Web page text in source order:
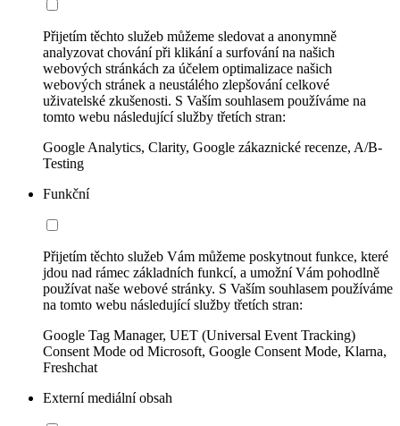
Přijetím těchto služeb můžeme sledovat a anonymně
analyzovat chování při klikání a surfování na našich
webových stránkách za účelem optimalizace našich
webových stránek a neustálého zlepšování celkové
uživatelské zkušenosti. S Vaším souhlasem používáme na
tomto webu následující služby třetích stran:
Google Analytics, Clarity, Google zákaznické recenze, A/B-
Testing
Funkční
Přijetím těchto služeb Vám můžeme poskytnout funkce, které
jdou nad rámec základních funkcí, a umožní Vám pohodlně
používat naše webové stránky. S Vaším souhlasem používáme
na tomto webu následující služby třetích stran:
Google Tag Manager, UET (Universal Event Tracking)
Consent Mode od Microsoft, Google Consent Mode, Klarna,
Freshchat
Externí mediální obsah